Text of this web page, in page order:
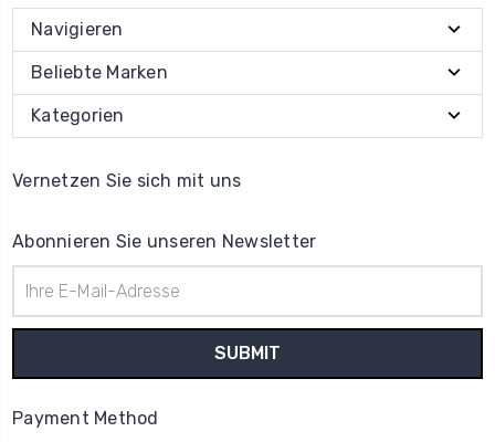
Navigieren
Beliebte Marken
Kategorien
Vernetzen Sie sich mit uns
Abonnieren Sie unseren Newsletter
Mail-
Adresse
Payment Method